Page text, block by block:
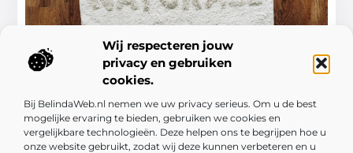
Wij respecteren jouw
privacy en gebruiken
cookies.
Bij BelindaWeb.nl nemen we uw privacy serieus. Om u de best
mogelijke ervaring te bieden, gebruiken we cookies en
vergelijkbare technologieën. Deze helpen ons te begrijpen hoe u
onze website gebruikt, zodat wij deze kunnen verbeteren en u
Op maat gemaakte deurmat: slimme
investering
Wanneer je je woning betreedt, merk je direct de
sfeer die je persoonlijkheid weerspiegelt. Je ziet een
deurmat als eerste visuele element bij aankomst.
Deze ...